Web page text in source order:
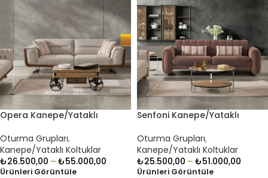
Opera Kanepe/Yataklı
Oturma Grupları,
Kanepe/Yataklı Koltuklar
₺26.500,00 – ₺55.000,00
Ürünleri Görüntüle
Senfoni Kanepe/Yataklı
Oturma Grupları,
Kanepe/Yataklı Koltuklar
₺25.500,00 – ₺51.000,00
Ürünleri Görüntüle